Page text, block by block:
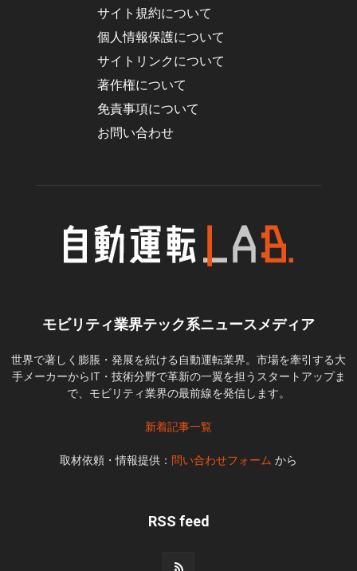
サイト規約について
個人情報保護について
サイトリンクについて
著作権について
免責事項について
お問い合わせ
モビリティ業界テック系ニュースメディア
世界で著しく膨脹・発展を続ける自動運転業界。市場を牽引する大
手メーカーからIT・技術分野で革新の一翼を担うスタートアップま
で、モビリティ業界の最前線を発信します。
新着記事一覧
取材依頼・情報提供： 問い合わせフォーム から
RSS feed